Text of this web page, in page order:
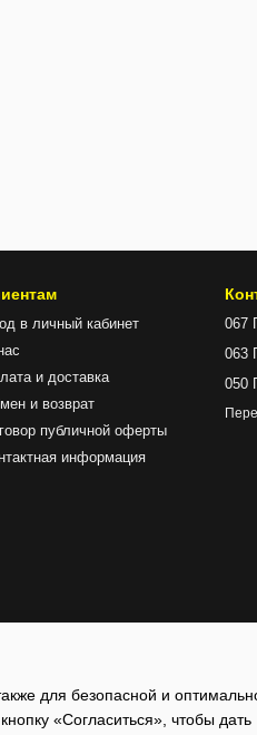
в личный кабинет
и доставка
и возврат
публичной оферты
информация
067
063
050
для безопасной и
«Согласиться», чтобы дать